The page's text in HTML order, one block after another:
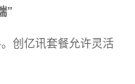
”
创亿讯套餐允许灵活